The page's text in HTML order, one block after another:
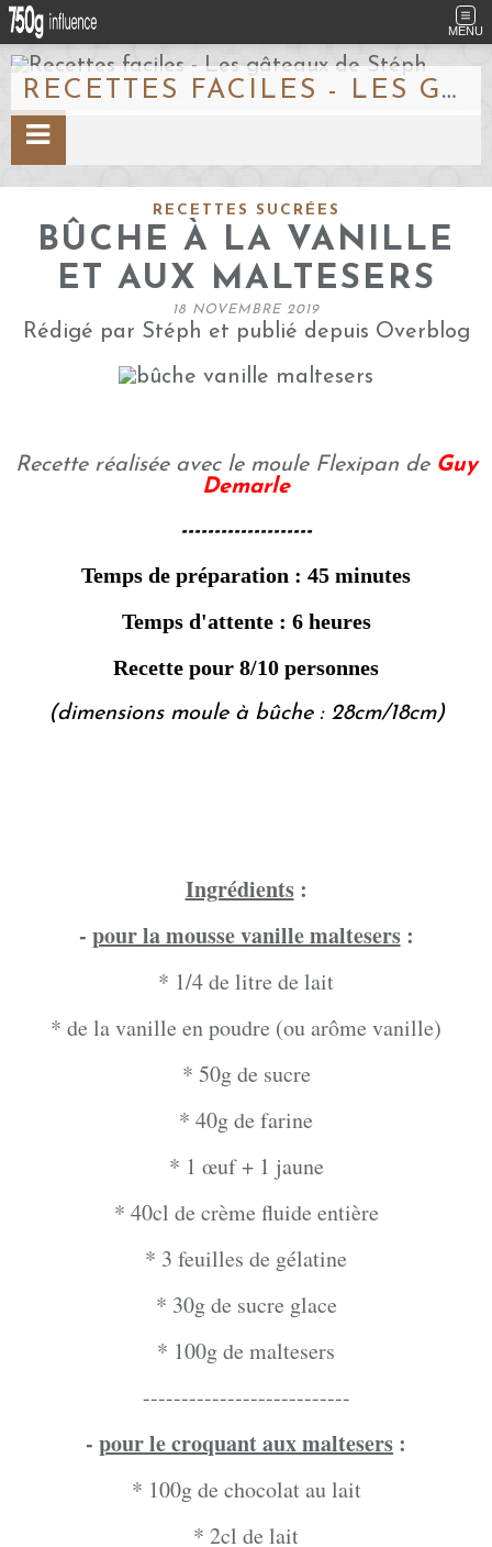
MENU
RECETTES FACILES - LES GÂTEAUX DE STÉPH
RECETTES SUCRÉES
BÛCHE À LA VANILLE
ET AUX MALTESERS
18 NOVEMBRE 2019
Rédigé par Stéph et publié depuis Overblog
Recette réalisée avec le moule Flexipan de Guy
Demarle
--------------------
Temps de préparation : 45 minutes
Temps d'attente : 6 heures
Recette pour 8/10 personnes
(dimensions moule à bûche : 28cm/18cm)
Ingrédients:
- pour la mousse vanille maltesers:
* 1/4 de litre de lait
* de la vanille en poudre (ou arôme vanille)
* 50g de sucre
* 40g de farine
* 1 œuf + 1 jaune
* 40cl de crème fluide entière
* 3 feuilles de gélatine
* 30g de sucre glace
* 100g de maltesers
---------------------------
- pour le croquant aux maltesers :
* 100g de chocolat au lait
* 2cl de lait